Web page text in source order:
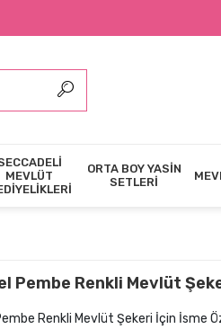
MEVLÜT
ORTA BOY YASİN
SETLERİ
Pembe Renkli Mevlüt
Renkli Mevlüt Şekeri İçin İsme